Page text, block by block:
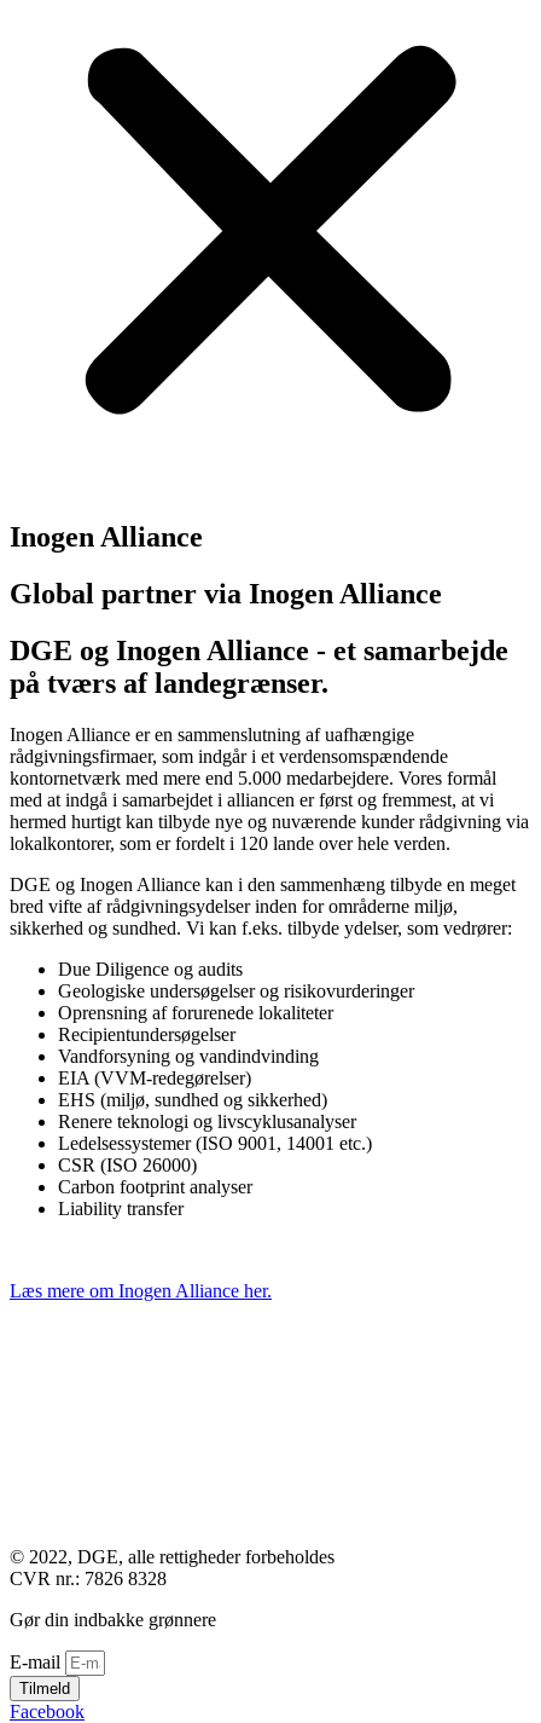
Inogen Alliance
Global partner via Inogen Alliance
DGE og Inogen Alliance - et samarbejde
på tværs af landegrænser.
Inogen Alliance er en sammenslutning af uafhængige
rådgivningsfirmaer, som indgår i et verdensomspændende
kontornetværk med mere end 5.000 medarbejdere. Vores formål
med at indgå i samarbejdet i alliancen er først og fremmest, at vi
hermed hurtigt kan tilbyde nye og nuværende kunder rådgivning via
lokalkontorer, som er fordelt i 120 lande over hele verden.
DGE og Inogen Alliance kan i den sammenhæng tilbyde en meget
bred vifte af rådgivningsydelser inden for områderne miljø,
sikkerhed og sundhed. Vi kan f.eks. tilbyde ydelser, som vedrører:
Due Diligence og audits
Geologiske undersøgelser og risikovurderinger
Oprensning af forurenede lokaliteter
Recipientundersøgelser
Vandforsyning og vandindvinding
EIA (VVM-redegørelser)
EHS (miljø, sundhed og sikkerhed)
Renere teknologi og livscyklusanalyser
Ledelsessystemer (ISO 9001, 14001 etc.)
CSR (ISO 26000)
Carbon footprint analyser
Liability transfer
Læs mere om Inogen Alliance her.
© 2022, DGE, alle rettigheder forbeholdes
CVR nr.: 7826 8328
Gør din indbakke grønnere
E-mail
Tilmeld
Facebook